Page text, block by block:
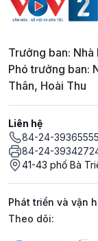
Trưởng ban: Nhà
Phó trưởng ban:
Thân, Hoài Thu
Liên hệ
84-24-39365555
84-24-
41-43 phố Bà
Phát triển và vận
Mạng xã
Theo dõi: